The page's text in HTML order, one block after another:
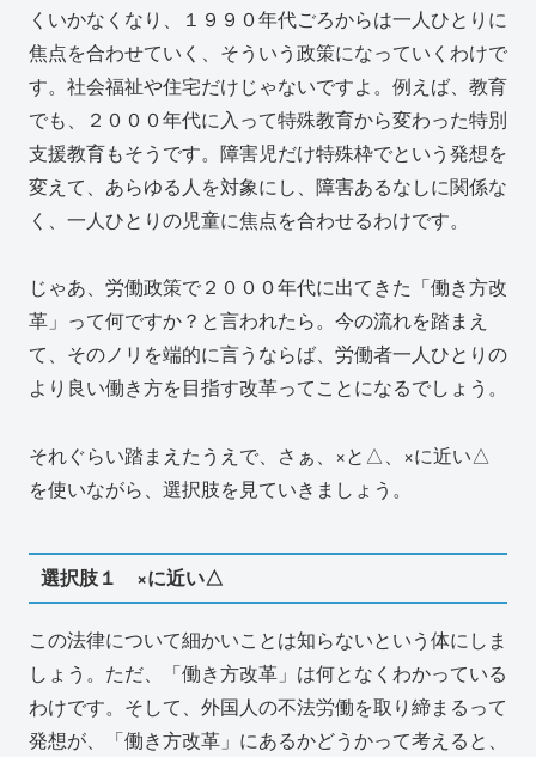
くいかなくなり、１９９０年代ごろからは一人ひとりに
焦点を合わせていく、そういう政策になっていくわけで
す。社会福祉や住宅だけじゃないですよ。例えば、教育
でも、２０００年代に入って特殊教育から変わった特別
支援教育もそうです。障害児だけ特殊枠でという発想を
変えて、あらゆる人を対象にし、障害あるなしに関係な
く、一人ひとりの児童に焦点を合わせるわけです。
じゃあ、労働政策で２０００年代に出てきた「働き方改
革」って何ですか？と言われたら。今の流れを踏まえ
て、そのノリを端的に言うならば、労働者一人ひとりの
より良い働き方を目指す改革ってことになるでしょう。
それぐらい踏まえたうえで、さぁ、×と△、×に近い△
を使いながら、選択肢を見ていきましょう。
選択肢１ ×に近い△
この法律について細かいことは知らないという体にしま
しょう。ただ、「働き方改革」は何となくわかっている
わけです。そして、外国人の不法労働を取り締まるって
発想が、「働き方改革」にあるかどうかって考えると、